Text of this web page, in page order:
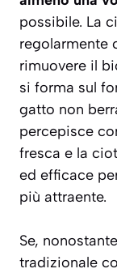
possibile. La
regolarmente
rimuovere il
si forma sul
gatto non
percepisce
fresca e la
ed efficace
più attraente.
Se,
tradizionale